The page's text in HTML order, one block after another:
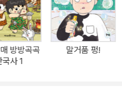
그 이상이었고, 유나는 그런 애
. 하지만 혜연은 ‘사진을 퍼가지
사진을 캡처한 유나를 꾸짖지 않
나에게는 잘못을 뉘우치고 반성
. ‘다른 사람의 것을 자신의 것처
방방곡곡
국사 1
말거품 펑!